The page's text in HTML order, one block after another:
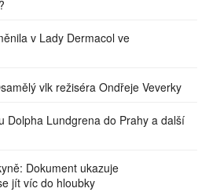
v Lady Dermacol ve
vlk režiséra Ondřeje Veverky
Dolpha Lundgrena do Prahy a další
Dokument ukazuje
jít víc do hloubky